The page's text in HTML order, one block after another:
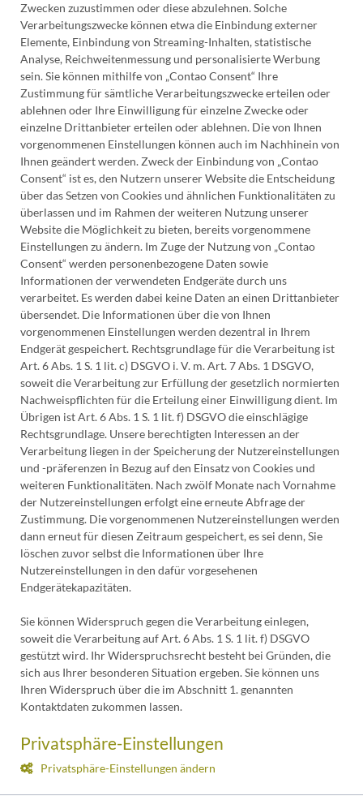
Zwecken zuzustimmen oder diese abzulehnen. Solche
Verarbeitungszwecke können etwa die Einbindung externer
Elemente, Einbindung von Streaming-Inhalten, statistische
Analyse, Reichweitenmessung und personalisierte Werbung
sein. Sie können mithilfe von „Contao Consent“ Ihre
Zustimmung für sämtliche Verarbeitungszwecke erteilen oder
ablehnen oder Ihre Einwilligung für einzelne Zwecke oder
einzelne Drittanbieter erteilen oder ablehnen. Die von Ihnen
vorgenommenen Einstellungen können auch im Nachhinein von
Ihnen geändert werden. Zweck der Einbindung von „Contao
Consent“ ist es, den Nutzern unserer Website die Entscheidung
über das Setzen von Cookies und ähnlichen Funktionalitäten zu
überlassen und im Rahmen der weiteren Nutzung unserer
Website die Möglichkeit zu bieten, bereits vorgenommene
Einstellungen zu ändern. Im Zuge der Nutzung von „Contao
Consent“ werden personenbezogene Daten sowie
Informationen der verwendeten Endgeräte durch uns
verarbeitet. Es werden dabei keine Daten an einen Drittanbieter
übersendet. Die Informationen über die von Ihnen
vorgenommenen Einstellungen werden dezentral in Ihrem
Endgerät gespeichert. Rechtsgrundlage für die Verarbeitung ist
Art. 6 Abs. 1 S. 1 lit. c) DSGVO i. V. m. Art. 7 Abs. 1 DSGVO,
soweit die Verarbeitung zur Erfüllung der gesetzlich normierten
Nachweispflichten für die Erteilung einer Einwilligung dient. Im
Übrigen ist Art. 6 Abs. 1 S. 1 lit. f) DSGVO die einschlägige
Rechtsgrundlage. Unsere berechtigten Interessen an der
Verarbeitung liegen in der Speicherung der Nutzereinstellungen
und -präferenzen in Bezug auf den Einsatz von Cookies und
weiteren Funktionalitäten. Nach zwölf Monate nach Vornahme
der Nutzereinstellungen erfolgt eine erneute Abfrage der
Zustimmung. Die vorgenommenen Nutzereinstellungen werden
dann erneut für diesen Zeitraum gespeichert, es sei denn, Sie
löschen zuvor selbst die Informationen über Ihre
Nutzereinstellungen in den dafür vorgesehenen
Endgerätekapazitäten.
Sie können Widerspruch gegen die Verarbeitung einlegen,
soweit die Verarbeitung auf Art. 6 Abs. 1 S. 1 lit. f) DSGVO
gestützt wird. Ihr Widerspruchsrecht besteht bei Gründen, die
sich aus Ihrer besonderen Situation ergeben. Sie können uns
Ihren Widerspruch über die im Abschnitt 1. genannten
Kontaktdaten zukommen lassen.
Privatsphäre-Einstellungen
Privatsphäre-Einstellungen ändern